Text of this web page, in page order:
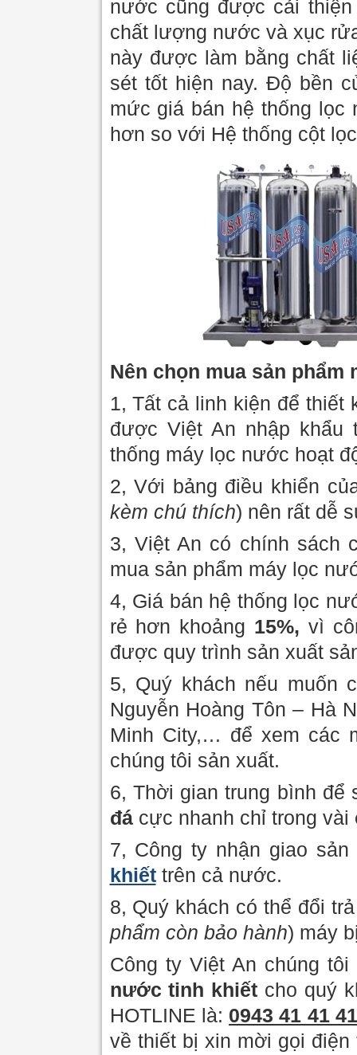
nước cũng được cải
chất lượng nước và xục
này được làm bằng chất
sét tốt hiện nay. Độ bền
mức giá bán hệ thống lọc
hơn so với Hệ thống cột
Nên chọn mua sản
1, Tất cả linh kiện để thiết
được Việt An nhập
thống máy lọc nước hoạt
2, Với bảng điều khiển
kèm chú thích) nên rất dễ
3, Việt An có chính sách
mua sản phẩm máy lọc
4, Giá bán hệ thống lọc
rẻ hơn khoảng 15%, vì
được quy trình sản xuất
5, Quý khách nếu muốn
Nguyễn Hoàng Tôn – Hà
Minh City,… để xem các
chúng tôi sản xuất.
6, Thời gian trung bình để
đácực nhanh chỉ trong vài
7, Công ty nhận giao
khiếttrên cả nước.
8, Quý khách có thể đổi
phẩm còn bảo hành) máy
Công ty Việt An chúng
nước tinh khiết cho quý
HOTLINE là: 0943 41 41
về thiết bị xin mời gọi